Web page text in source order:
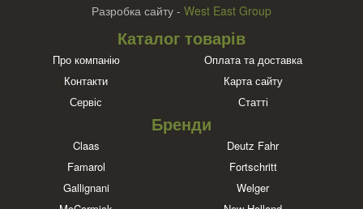
Разробка сайту - West East Group
Каталог товарів
Про компанію
Оплата та доставка
Контакти
Карта сайту
Сервіс
Статті
Бренди
Claas
Deutz Fahr
Famarol
Fortschritt
Gallignani
Welger